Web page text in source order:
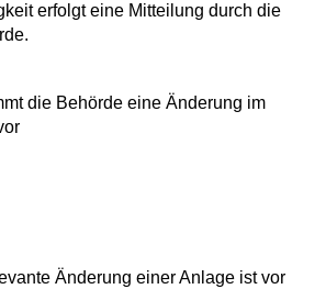
erfolgt eine Mitteilung durch die
die Behörde eine Änderung im
Änderung einer Anlage ist vor